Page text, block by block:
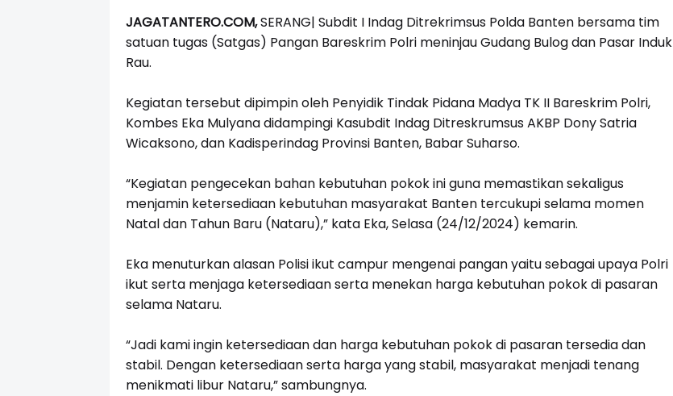
JAGATANTERO.COM,SERANG| Subdit I Indag Ditrekrimsus Polda Banten bersama tim
satuan tugas (Satgas) Pangan Bareskrim Polri meninjau Gudang Bulog dan Pasar Induk
Rau.
Kegiatan tersebut dipimpin oleh Penyidik Tindak Pidana Madya TK II Bareskrim Polri,
Kombes Eka Mulyana didampingi Kasubdit Indag Ditreskrumsus AKBP Dony Satria
Wicaksono, dan Kadisperindag Provinsi Banten, Babar Suharso.
“Kegiatan pengecekan bahan kebutuhan pokok ini guna memastikan sekaligus
menjamin ketersediaan kebutuhan masyarakat Banten tercukupi selama momen
Natal dan Tahun Baru (Nataru),” kata Eka, Selasa (24/12/2024) kemarin.
Eka menuturkan alasan Polisi ikut campur mengenai pangan yaitu sebagai upaya Polri
ikut serta menjaga ketersediaan serta menekan harga kebutuhan pokok di pasaran
selama Nataru.
“Jadi kami ingin ketersediaan dan harga kebutuhan pokok di pasaran tersedia dan
stabil. Dengan ketersediaan serta harga yang stabil, masyarakat menjadi tenang
menikmati libur Nataru,” sambungnya.